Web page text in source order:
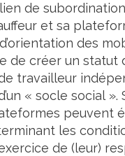
de
et sa
des
de créer un statut
travailleur
« socle social ».
peuvent
les
de (leur)